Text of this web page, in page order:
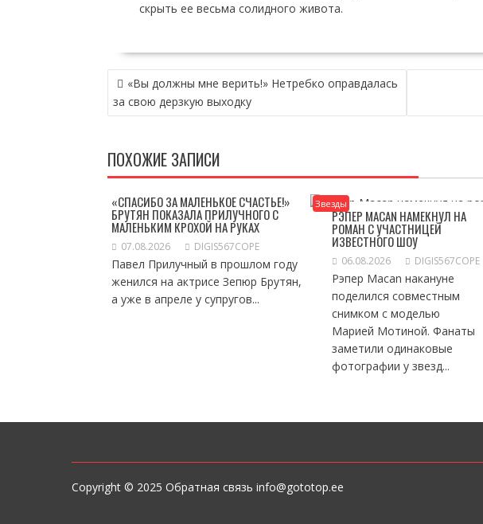
скрыть ее весьма солидного живота.
НАВИГАЦИЯ
ПО
ЗАПИСЯМ
«Вы должны мне верить!» Нетребко оправдалась
за свою дерзкую выходку
ПОХОЖИЕ ЗАПИСИ
«СПАСИБО ЗА МАЛЕНЬКОЕ СЧАСТЬЕ!»
БРУТЯН ПОКАЗАЛА ПРИЛУЧНОГО С
МАЛЕНЬКИМ КРОХОЙ НА РУКАХ
07.08.2026 DIGIS567COPE
Павел Прилучный в прошлом году
женился на актрисе Зепюр Брутян,
а уже в апреле у супругов...
Звезды
РЭПЕР MACAN НАМЕКНУЛ НА
РОМАН С УЧАСТНИЦЕЙ
ИЗВЕСТНОГО ШОУ
06.08.2026 DIGIS567COPE
Рэпер Macan накануне
поделился совместным
снимком с моделью
Марией Мотиной. Фанаты
заметили одинаковые
фотографии у звезд...
Copyright © 2025 Обратная связь info@gototop.ee